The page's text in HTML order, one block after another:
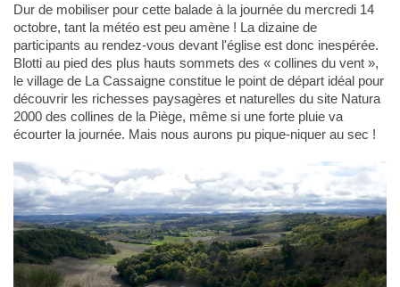
Dur de mobiliser pour cette balade à la journée du mercredi 14
octobre, tant la météo est peu amène ! La dizaine de
participants au rendez-vous devant l'église est donc inespérée.
Blotti au pied des plus hauts sommets des « collines du vent »,
le village de La Cassaigne constitue le point de départ idéal pour
découvrir les richesses paysagères et naturelles du site Natura
2000 des collines de la Piège, même si une forte pluie va
écourter la journée. Mais nous aurons pu pique-niquer au sec !